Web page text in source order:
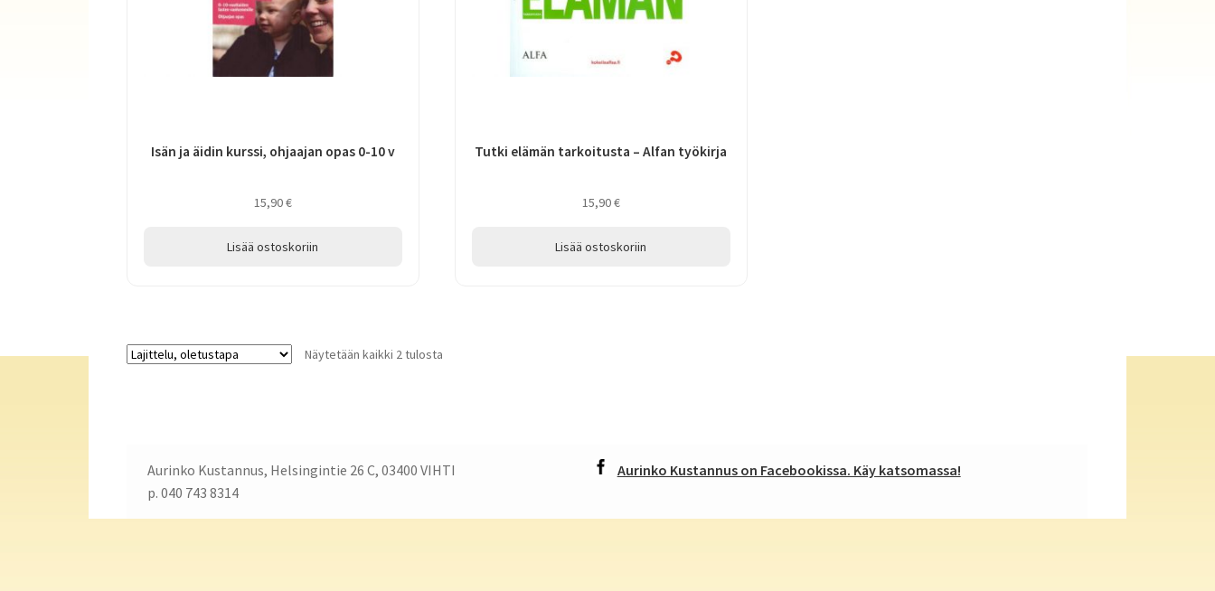
Isän ja äidin kurssi, ohjaajan opas 0-10 v
15,90€
Lisää ostoskoriin
Tutki elämän tarkoitusta – Alfan työkirja
15,90€
Lisää ostoskoriin
Näytetään kaikki 2 tulosta
Aurinko Kustannus, Helsingintie 26 C, 03400 VIHTI
p. 040 743 8314
Aurinko Kustannus on Facebookissa. Käy katsomassa!